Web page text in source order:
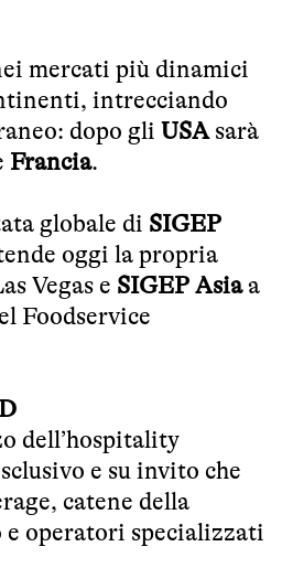
mercati più dinamici
intrecciando
dopo gli USAsarà
Francia.
globale di SIGEP
oggi la propria
Vegas e SIGEP Asiaa
Foodservice
dell’hospitality
e su invito che
catene della
operatori specializzati